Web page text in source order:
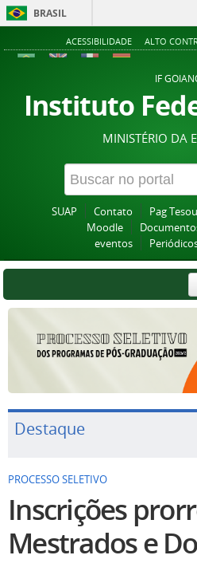
BRASIL
ACESSIBILIDADE ALTO
IF
Instituto
MINISTÉRIO DA
SUAP Contato Pag
Moodle
eventos
Destaque
PROCESSO SELETIVO
Inscrições
Mestrados e